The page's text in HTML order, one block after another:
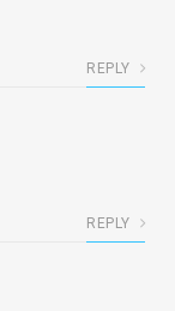
REPLY
REPLY